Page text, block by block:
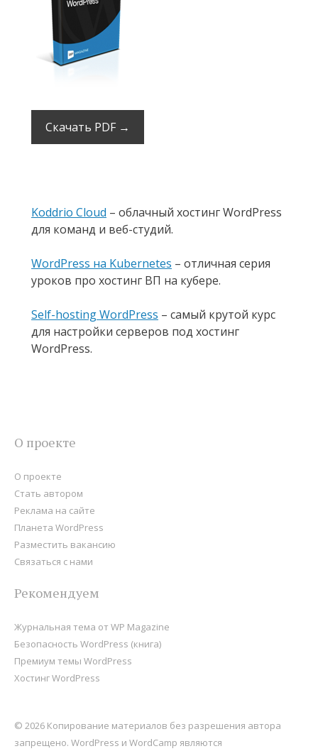
Скачать PDF →
Koddrio Cloud – облачный хостинг WordPress
для команд и веб-студий.
WordPress на Kubernetes – отличная серия
уроков про хостинг ВП на кубере.
Self-hosting WordPress – самый крутой курс
для настройки серверов под хостинг
WordPress.
О проекте
О проекте
Стать автором
Реклама на сайте
Планета WordPress
Разместить вакансию
Связаться с нами
Рекомендуем
Журнальная тема от WP Magazine
Безопасность WordPress (книга)
Премиум темы WordPress
Хостинг WordPress
© 2026 Копирование материалов без разрешения автора
запрещено. WordPress и WordCamp являются